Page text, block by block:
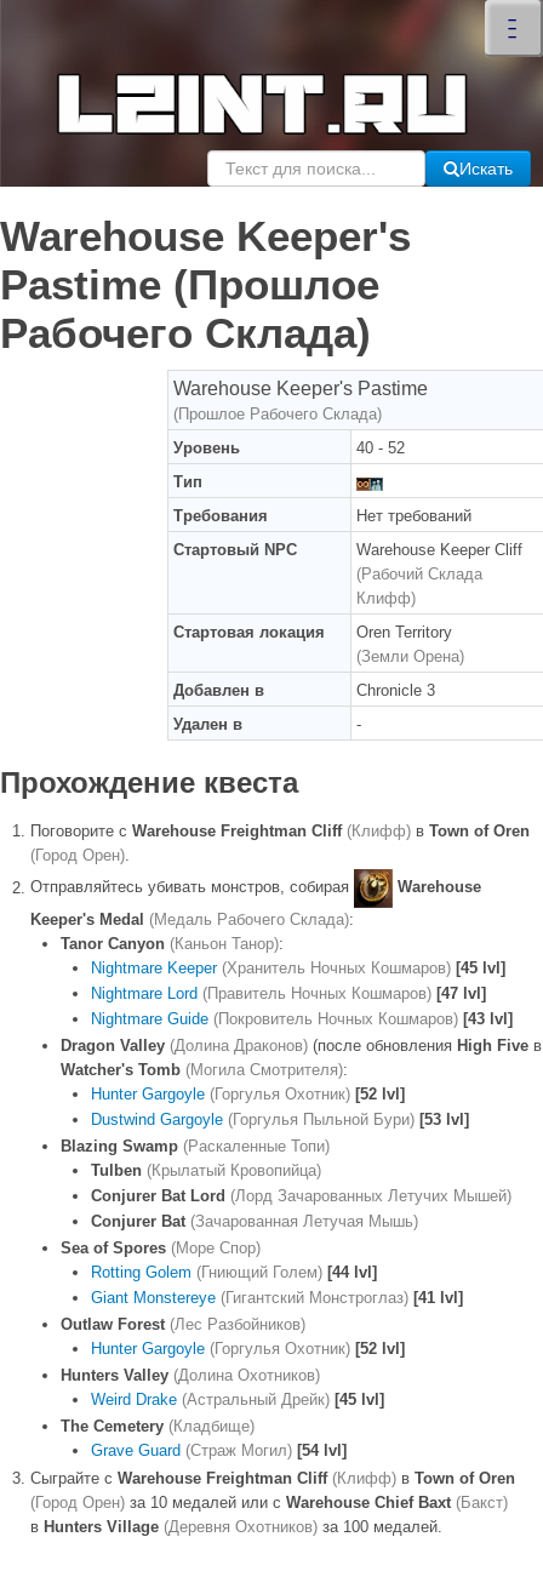
–
–
–
×
Искать
Warehouse Keeper's
Pastime (Прошлое
Рабочего Склада)
Warehouse Keeper's Pastime
(Прошлое Рабочего Склада)
Уровень
40 - 52
Тип
Требования
Нет требований
Стартовый NPC
Warehouse Keeper Cliff
(Рабочий Склада
Клифф)
Стартовая локация
Oren Territory
(Земли Орена)
Добавлен в
Chronicle 3
Удален в
-
Прохождение квеста
Поговорите с Warehouse Freightman Cliff (Клифф) в Town of Oren
(Город Орен).
Отправляйтесь убивать монстров, собирая
Warehouse
Keeper's Medal (Медаль Рабочего Склада):
Tanor Canyon (Каньон Танор):
Nightmare Keeper (Хранитель Ночных Кошмаров) [45 lvl]
Nightmare Lord (Правитель Ночных Кошмаров) [47 lvl]
Nightmare Guide (Покровитель Ночных Кошмаров) [43 lvl]
Dragon Valley (Долина Драконов) (после обновления High Five в
Watcher's Tomb (Могила Смотрителя):
Hunter Gargoyle (Горгулья Охотник) [52 lvl]
Dustwind Gargoyle (Горгулья Пыльной Бури) [53 lvl]
Blazing Swamp (Раскаленные Топи)
Tulben (Крылатый Кровопийца)
Conjurer Bat Lord (Лорд Зачарованных Летучих Мышей)
Conjurer Bat (Зачарованная Летучая Мышь)
Sea of Spores (Море Спор)
Rotting Golem (Гниющий Голем) [44 lvl]
Giant Monstereye (Гигантский Монстроглаз) [41 lvl]
Outlaw Forest (Лес Разбойников)
Hunter Gargoyle (Горгулья Охотник) [52 lvl]
Hunters Valley (Долина Охотников)
Weird Drake (Астральный Дрейк) [45 lvl]
The Cemetery (Кладбище)
Grave Guard (Страж Могил) [54 lvl]
Сыграйте с Warehouse Freightman Cliff (Клифф) в Town of Oren
(Город Орен) за 10 медалей или с Warehouse Chief Baxt (Бакст)
в Hunters Village (Деревня Охотников) за 100 медалей.